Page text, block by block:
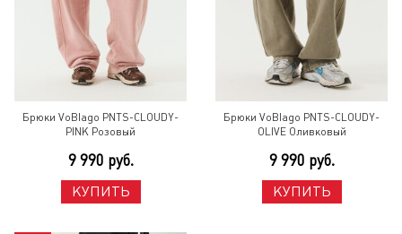
Брюки VoBlago PNTS-CLOUDY-
PINK Розовый
9 990 руб.
КУПИТЬ
Брюки VoBlago PNTS-CLOUDY-
OLIVE Оливковый
9 990 руб.
КУПИТЬ